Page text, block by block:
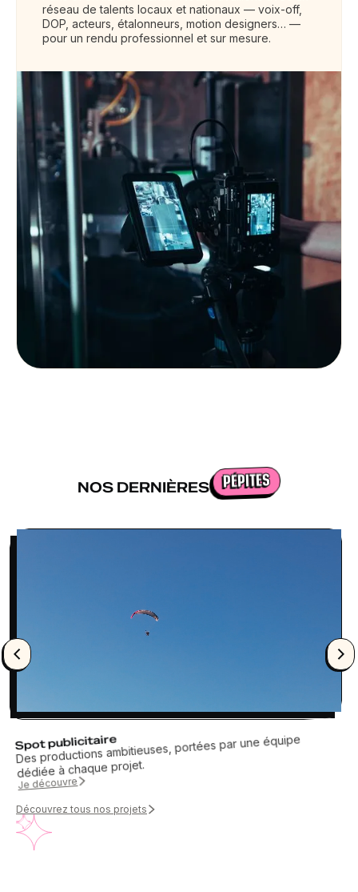
réseau de talents locaux et nationaux — voix-off,
DOP, acteurs, étalonneurs, motion designers… —
pour un rendu professionnel et sur mesure.
NOS DERNIÈRES PÉPITES
Spot publicitaire
Des productions ambitieuses, portées par une équipe
dédiée à chaque projet.
Je découvre
Découvrez tous nos projets